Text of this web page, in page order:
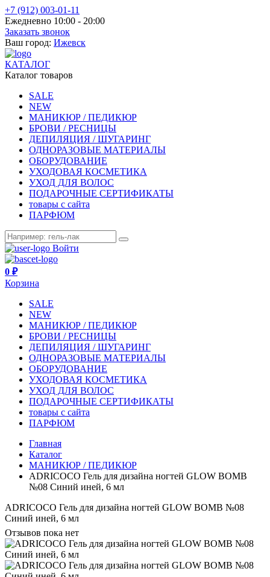
+7 (912) 003-01-11
Ежедневно 10:00 - 20:00
Заказать звонок
Ваш город: Ижевск
КАТАЛОГ
Каталог товаров
SALE
NEW
МАНИКЮР / ПЕДИКЮР
БРОВИ / РЕСНИЦЫ
ДЕПИЛЯЦИЯ / ШУГАРИНГ
ОДНОРАЗОВЫЕ МАТЕРИАЛЫ
ОБОРУДОВАНИЕ
УХОДОВАЯ КОСМЕТИКА
УХОД ДЛЯ ВОЛОС
ПОДАРОЧНЫЕ СЕРТИФИКАТЫ
товары с сайта
ПАРФЮМ
Войти
0 ₽
Корзина
SALE
NEW
МАНИКЮР / ПЕДИКЮР
БРОВИ / РЕСНИЦЫ
ДЕПИЛЯЦИЯ / ШУГАРИНГ
ОДНОРАЗОВЫЕ МАТЕРИАЛЫ
ОБОРУДОВАНИЕ
УХОДОВАЯ КОСМЕТИКА
УХОД ДЛЯ ВОЛОС
ПОДАРОЧНЫЕ СЕРТИФИКАТЫ
товары с сайта
ПАРФЮМ
Главная
Каталог
МАНИКЮР / ПЕДИКЮР
ADRICOCO Гель для дизайна ногтей GLOW BOMB
№08 Синий иней, 6 мл
ADRICOCO Гель для дизайна ногтей GLOW BOMB №08
Синий иней, 6 мл
Отзывов пока нет